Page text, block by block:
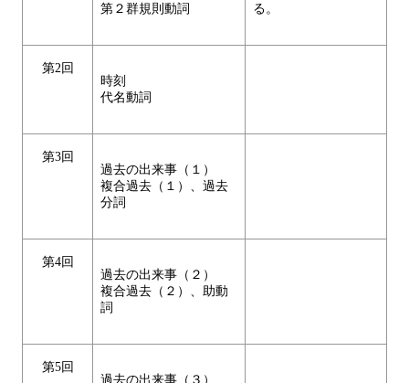
第２群規則動詞
る。
第2回
時刻
代名動詞
第3回
過去の出来事（１）
複合過去（１）、過去
分詞
第4回
過去の出来事（２）
複合過去（２）、助動
詞
第5回
過去の出来事（３）